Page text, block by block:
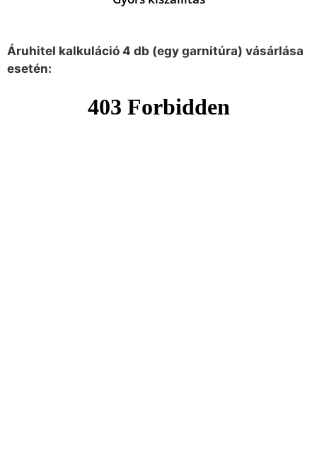
Áruhitel kalkuláció 4 db (egy garnitúra) vásárlása
esetén: